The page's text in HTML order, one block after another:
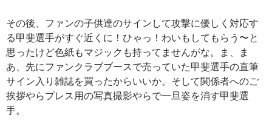
その後、ファンの子供達のサインして攻撃に優しく対応す
る甲斐選手がすぐ近くに！ひゃっ！わいもしてもらう〜と
思ったけど色紙もマジックも持ってませんがな。ま、ま
あ、先にファンクラブブースで売っていた甲斐選手の直筆
サイン入り雑誌を買ったからいいか。そして関係者へのご
挨拶やらプレス用の写真撮影やらで一旦姿を消す甲斐選
手。